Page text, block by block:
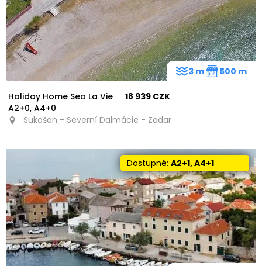
Holiday Home Sea La Vie
A2+0, A4+0
18 939 CZK
Sukošan - Severní Dalmácie - Zadar
3 m 500 m
Dostupné:A2+1, A4+1